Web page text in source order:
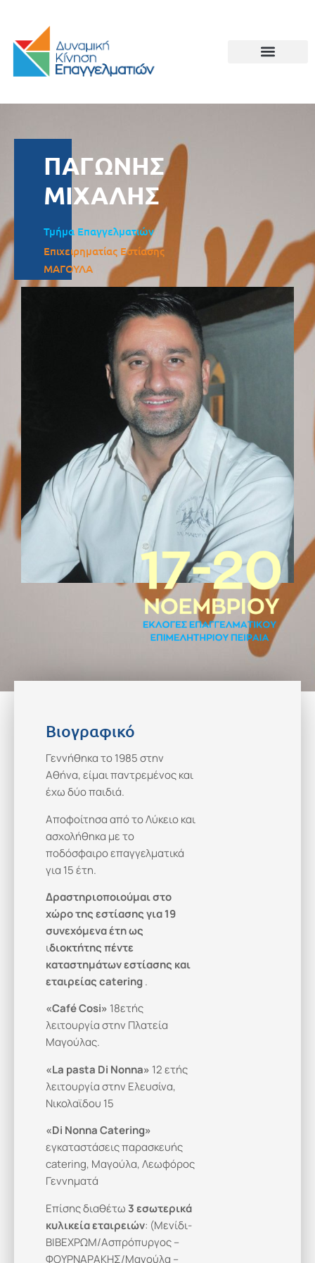
ΠΑΓΩΝΗΣ
ΜΙΧΑΛΗΣ
Τμήμα Επαγγελματιών
Επιχειρηματίας Εστίασης
ΜΑΓΟΥΛΑ
Βιογραφικό
Γεννήθηκα το 1985 στην
Αθήνα, είμαι παντρεμένος και
έχω δύο παιδιά.
Αποφοίτησα από το Λύκειο και
ασχολήθηκα με το
ποδόσφαιρο επαγγελματικά
για 15 έτη.
Δραστηριοποιούμαι στο
χώρο της εστίασης για 19
συνεχόμενα έτηως
ιδιοκτήτης πέντε
καταστημάτων εστίασης και
εταιρείαςcatering.
«CaféCosi» 18ετής
λειτουργία στην Πλατεία
Μαγούλας.
«La pasta Di Νonna» 12 ετής
λειτουργία στην Ελευσίνα,
Νικολαϊδου 15
«Di NonnaCatering»
εγκαταστάσεις παρασκευής
catering, Μαγούλα, Λεωφόρος
Γεννηματά
Επίσης διαθέτω 3 εσωτερικά
κυλικεία εταιρειών: (Μενίδι-
ΒΙΒΕΧΡΩΜ/Ασπρόπυργος –
ΦΟΥΡΝΑΡΑΚΗΣ/Μαγούλα –